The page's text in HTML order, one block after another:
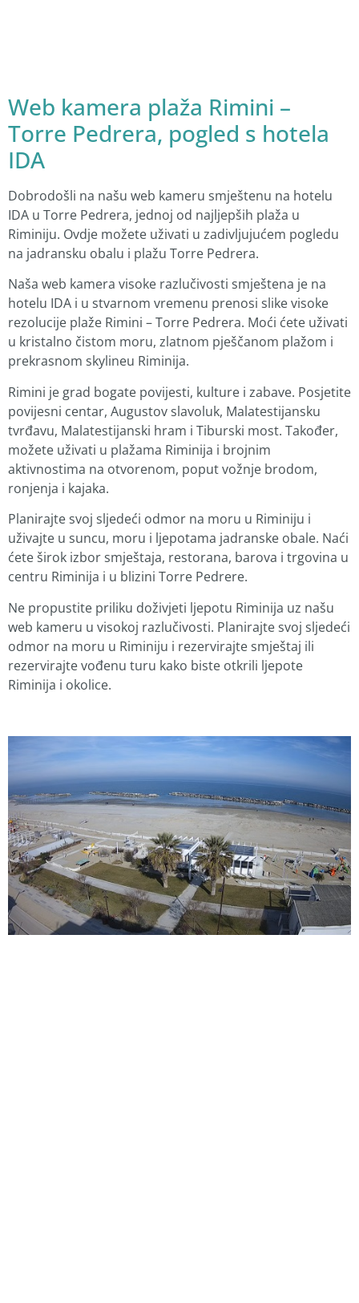
Web kamera plaža Rimini –
Torre Pedrera, pogled s hotela
IDA
Dobrodošli na našu web kameru smještenu na hotelu
IDA u Torre Pedrera, jednoj od najljepših plaža u
Riminiju. Ovdje možete uživati u zadivljujućem pogledu
na jadransku obalu i plažu Torre Pedrera.
Naša web kamera visoke razlučivosti smještena je na
hotelu IDA i u stvarnom vremenu prenosi slike visoke
rezolucije plaže Rimini – Torre Pedrera. Moći ćete uživati
u kristalno čistom moru, zlatnom pješčanom plažom i
prekrasnom skylineu Riminija.
Rimini je grad bogate povijesti, kulture i zabave. Posjetite
povijesni centar, Augustov slavoluk, Malatestijansku
tvrđavu, Malatestijanski hram i Tiburski most. Također,
možete uživati u plažama Riminija i brojnim
aktivnostima na otvorenom, poput vožnje brodom,
ronjenja i kajaka.
Planirajte svoj sljedeći odmor na moru u Riminiju i
uživajte u suncu, moru i ljepotama jadranske obale. Naći
ćete širok izbor smještaja, restorana, barova i trgovina u
centru Riminija i u blizini Torre Pedrere.
Ne propustite priliku doživjeti ljepotu Riminija uz našu
web kameru u visokoj razlučivosti. Planirajte svoj sljedeći
odmor na moru u Riminiju i rezervirajte smještaj ili
rezervirajte vođenu turu kako biste otkrili ljepote
Riminija i okolice.